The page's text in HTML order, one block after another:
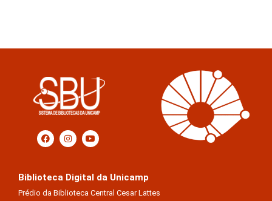
Biblioteca Digital da Unicamp
Prédio da Biblioteca Central Cesar Lattes